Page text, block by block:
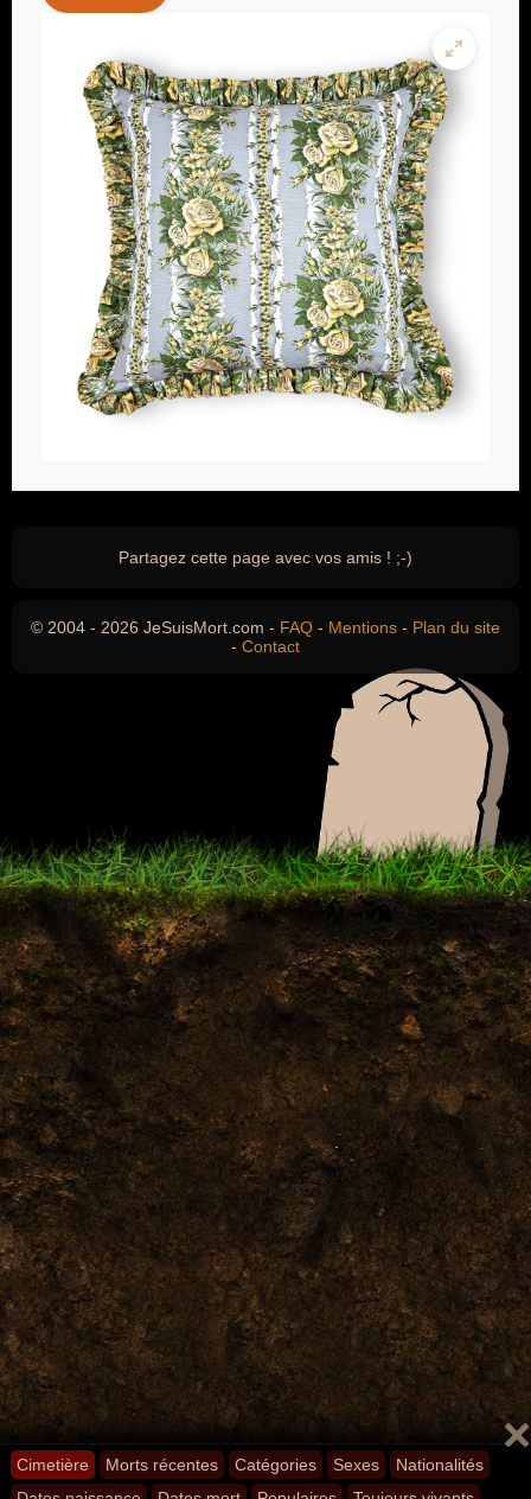
Cimetière Morts récentes Catégories Sexes
Nationalités
Partagez cette page avec vos amis ! ;-)
© 2004 - 2026 JeSuisMort.com - FAQ - Mentions - Plan du site
- Contact